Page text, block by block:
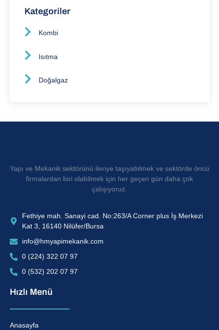
Kategoriler
Kombi
Isıtma
Doğalgaz
Yapı ve Mekanik sektörünü ileriye taşıyabilmek ve sektörde öncü
firmalardan biri olabilmek için her geçen gün daha çok
çalışıyoruz.
Fethiye mah. Sanayi cad. No:263/A Corner plus İş Merkezi
Kat 3, 16140 Nilüfer/Bursa
info@hmyapimekanik.com
0 (224) 322 07 97
0 (532) 202 07 97
Hızlı Menü
Anasayfa